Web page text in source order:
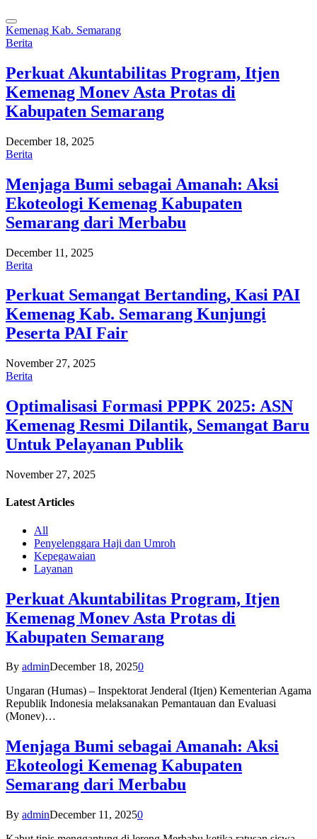
Kemenag Kab. Semarang
Berita
Perkuat Akuntabilitas Program, Itjen
Kemenag Monev Asta Protas di
Kabupaten Semarang
December 18, 2025
Berita
Menjaga Bumi sebagai Amanah: Aksi
Ekoteologi Kemenag Kabupaten
Semarang dari Merbabu
December 11, 2025
Berita
Perkuat Semangat Bertanding, Kasi PAI
Kemenag Kab. Semarang Kunjungi
Peserta PAI Fair
November 27, 2025
Berita
Optimalisasi Formasi PPPK 2025: ASN
Kemenag Resmi Dilantik, Semangat Baru
Untuk Pelayanan Publik
November 27, 2025
Latest Articles
All
Penyelenggara Haji dan Umroh
Kepegawaian
Layanan
Perkuat Akuntabilitas Program, Itjen
Kemenag Monev Asta Protas di
Kabupaten Semarang
By adminDecember 18, 20250
Ungaran (Humas) – Inspektorat Jenderal (Itjen) Kementerian Agama
Republik Indonesia melaksanakan Pemantauan dan Evaluasi
(Monev)…
Menjaga Bumi sebagai Amanah: Aksi
Ekoteologi Kemenag Kabupaten
Semarang dari Merbabu
By adminDecember 11, 20250